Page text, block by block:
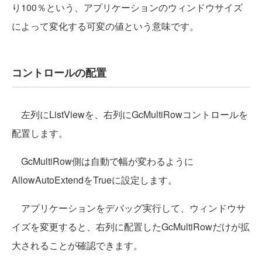
り100％という、アプリケーションのウィンドウサイズ
によって変化する可変の値という意味です。
コントロールの配置
左列にListViewを、右列にGcMultiRowコントロールを
配置します。
GcMultiRow側は自動で幅が変わるように
AllowAutoExtendをTrueに設定します。
アプリケーションをデバッグ実行して、ウィンドウサ
イズを変更すると、右列に配置したGcMultiRowだけが拡
大されることが確認できます。